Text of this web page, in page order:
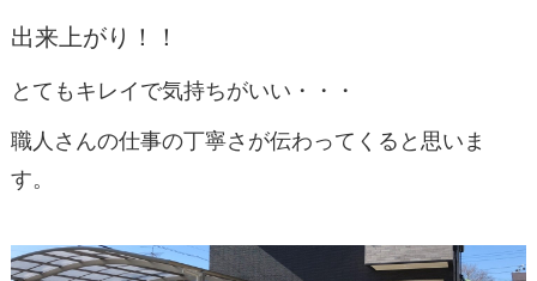
出来上がり！！
とてもキレイで気持ちがいい・・・
職人さんの仕事の丁寧さが伝わってくると思いま
す。